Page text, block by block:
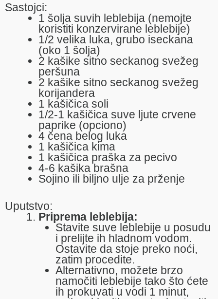
Sastojci:
1 šolja suvih leblebija (nemojte
koristiti konzervirane leblebije)
1/2 velika luka, grubo iseckana
(oko 1 šolja)
2 kašike sitno seckanog svežeg
peršuna
2 kašike sitno seckanog svežeg
korijandera
1 kašičica soli
1/2-1 kašičica suve ljute crvene
paprike (opciono)
4 čena belog luka
1 kašičica kima
1 kašičica praška za pecivo
4-6 kašika brašna
Sojino ili biljno ulje za prženje
Uputstvo:
Priprema leblebija:
Stavite suve leblebije u posudu
i prelijte ih hladnom vodom.
Ostavite da stoje preko noći,
zatim procedite.
Alternativno, možete brzo
namočiti leblebije tako što ćete
ih prokuvati u vodi 1 minut,